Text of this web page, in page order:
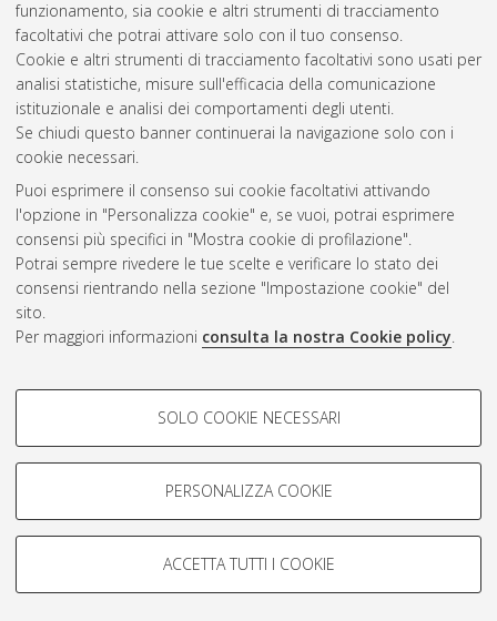
funzionamento, sia cookie e altri strumenti di tracciamento
facoltativi che potrai attivare solo con il tuo consenso.
Cookie e altri strumenti di tracciamento facoltativi sono usati per
analisi statistiche, misure sull'efficacia della comunicazione
istituzionale e analisi dei comportamenti degli utenti.
Se chiudi questo banner continuerai la navigazione solo con i
cookie necessari.
Puoi esprimere il consenso sui cookie facoltativi attivando
l'opzione in "Personalizza cookie" e, se vuoi, potrai esprimere
consensi più specifici in "Mostra cookie di profilazione".
Potrai sempre rivedere le tue scelte e verificare lo stato dei
consensi rientrando nella sezione "Impostazione cookie" del
sito.
Per maggiori informazioni consulta la nostra Cookie policy.
COOKIE DI PROFILAZIONE -
Si tratta di cookie utilizzati per analizzare le caratteristiche della
navigazione degli utenti, creare profili in base al loro comportamento
Mostra cookie di profilazione
COOKIE TECNICI - NECESSARI
SOLO COOKIE NECESSARI
PERSONALIZZA COOKIE
ACCETTA TUTTI I COOKIE
Gestione del documento:
Atom
Rss 1.0
Rss 2.0
AMS Laurea
Impostazioni Cookie
Informativa sulla privacy
Condizioni d’uso del sito